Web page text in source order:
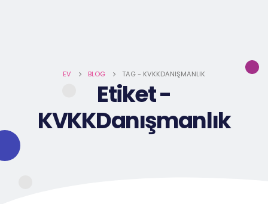
EV BLOG TAG - KVKKDANIŞMANLIK
Etiket -
KVKKDanışmanlık